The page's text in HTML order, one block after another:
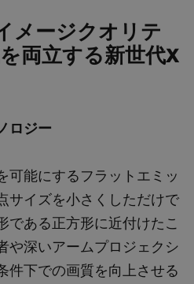
メージクオリテ
両立する新世代X
ロジー
可能にするフラットエミッ
サイズを小さくしただけで
である正方形に近付けたこ
や深いアームプロジェクシ
件下での画質を向上させる